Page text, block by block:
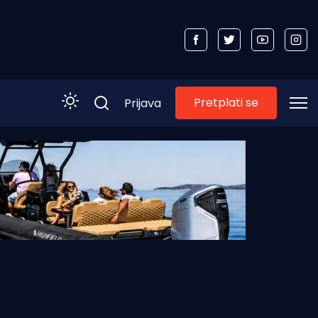
Prijava Pretplati se